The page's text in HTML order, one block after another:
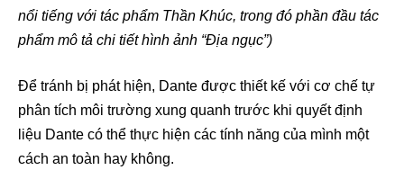
nổi tiếng với tác phẩm Thần Khúc, trong đó phần đầu tác
phẩm mô tả chi tiết hình ảnh “Địa ngục”)
Để tránh bị phát hiện, Dante được thiết kế với cơ chế tự
phân tích môi trường xung quanh trước khi quyết định
liệu Dante có thể thực hiện các tính năng của mình một
cách an toàn hay không.